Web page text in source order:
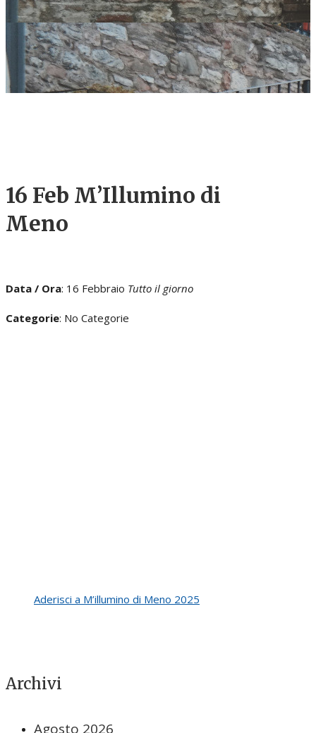
16 Feb M’Illumino di
Meno
Data / Ora: 16 Febbraio Tutto il giorno
Categorie: No Categorie
Aderisci a M’illumino di Meno 2025
Archivi
Agosto 2026